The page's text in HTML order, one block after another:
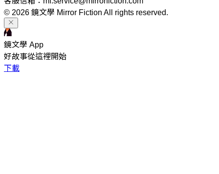
© 2026 鏡文學 Mirror Fiction All rights reserved.
鏡文學 App
好故事從這裡開始
下載